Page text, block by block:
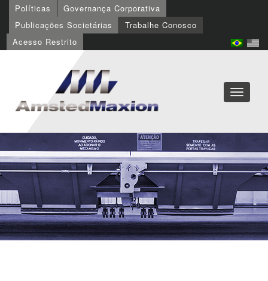
Políticas
Governança Corporativa
Publicações Societárias
Trabalhe Conosco
Acesso Restrito